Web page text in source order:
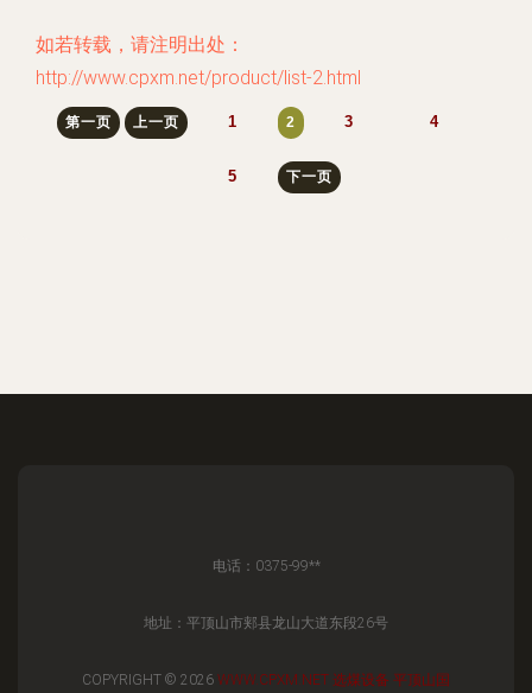
如若转载，请注明出处：
http://www.cpxm.net/product/list-2.html
第一页 上一页 1 2 3 4
5 下一页
电话：0375-99**
地址：平顶山市郏县龙山大道东段26号
COPYRIGHT © 2026 WWW.CPXM.NET 选煤设备 平顶山国